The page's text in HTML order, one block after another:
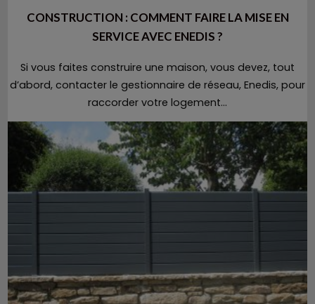
CONSTRUCTION : COMMENT FAIRE LA MISE EN
SERVICE AVEC ENEDIS ?
Si vous faites construire une maison, vous devez, tout
d’abord, contacter le gestionnaire de réseau, Enedis, pour
raccorder votre logement...